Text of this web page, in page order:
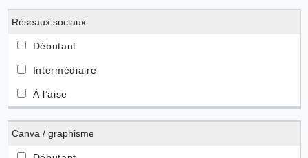
Réseaux sociaux
Canva / graphisme